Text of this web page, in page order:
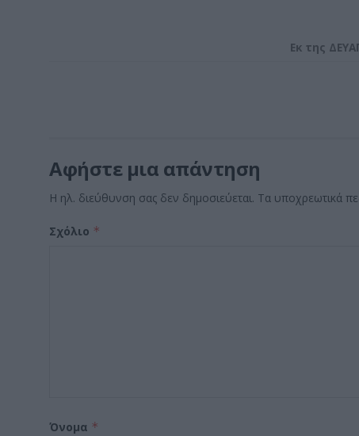
Εκ της
Αφήστε μια απάντηση
Η ηλ. διεύθυνση σας δεν δημοσιεύεται. Τα υποχρεωτικά
Σχόλιο *
Όνομα *